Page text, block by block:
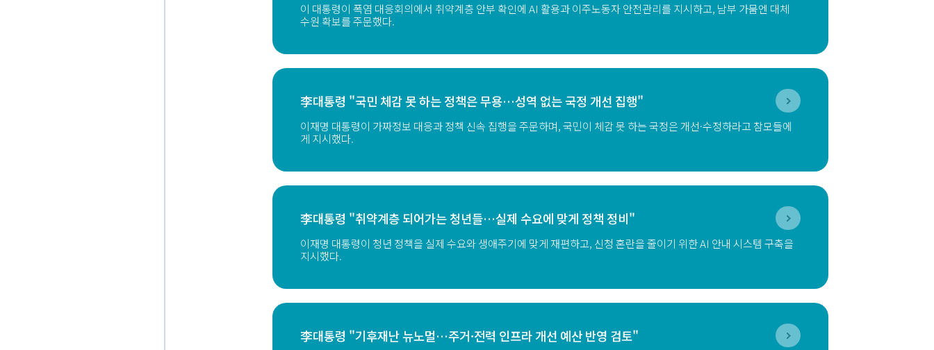
이 대통령이 폭염 대응회의에서 취약계층 안부 확인에 AI 활용과 이주노동자 안전관리를 지시하고, 남부 가뭄엔 대체
수원 확보를 주문했다.
李대통령 "국민 체감 못 하는 정책은 무용…성역 없는 국정 개선 집행"
이재명 대통령이 가짜정보 대응과 정책 신속 집행을 주문하며, 국민이 체감 못 하는 국정은 개선·수정하라고 참모들에
게 지시했다.
李대통령 "취약계층 되어가는 청년들…실제 수요에 맞게 정책 정비"
이재명 대통령이 청년 정책을 실제 수요와 생애주기에 맞게 재편하고, 신청 혼란을 줄이기 위한 AI 안내 시스템 구축을
지시했다.
李대통령 "기후재난 뉴노멀…주거·전력 인프라 개선 예산 반영 검토"